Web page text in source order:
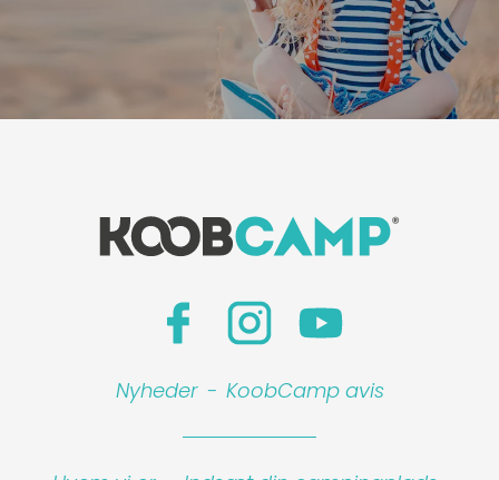
Nyheder - KoobCamp avis